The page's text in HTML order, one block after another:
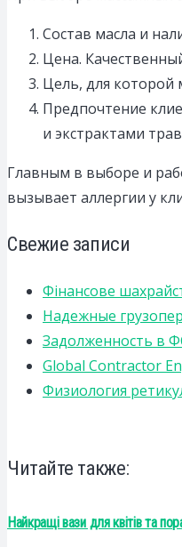
Состав масла и
Цена.
Цель, для которой
Предпочтение
и экстрактами
Главным в выборе и
вызывает аллергии у
Свежие записи
Фінансове
Надежные
Задолженность в
Global Contractor
Физиология
Читайте также:
Найкращі вази для квітів та